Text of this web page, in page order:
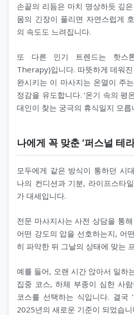
손끝의 리듬은 마치 명상하듯 깊
몸의 긴장이 풀리면 자연스럽게
의 속도도 느려집니다.
또 다른 인기 트렌드는 핫스
Therapy)입니다. 따뜻하게 데워
완시키는 이 마사지는 온열이 주
정감을 유도합니다. ‘온기 속의 평
대인이 찾는 궁극의 휴식일지 모릅
나에게 꼭 맞춘 ‘퍼스널 테
모두에게 같은 방식이 통하던 시
나의 컨디션과 기분, 라이프스타
가 대세입니다.
전문 마사지사는 사전 상담을 통
어떤 강도의 압을 선호하는지, 어
히 파악한 뒤 그날의 상태에 맞는
예를 들어, 오랜 시간 앉아서 일하
집중 코스, 하체 부종이 심한 사
코스를 선택하는 식입니다. 결국
2025년의 새로운 기준이 되었습니